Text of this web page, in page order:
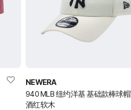
NEWERA
940 MLB 纽约洋基 基础款棒球帽
酒红软木